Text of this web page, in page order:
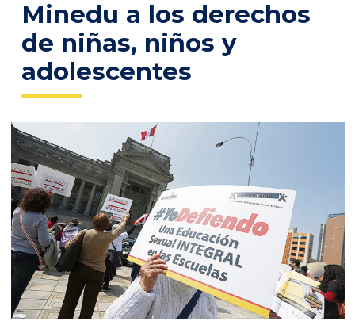
Minedu a los derechos
de niñas, niños y
adolescentes